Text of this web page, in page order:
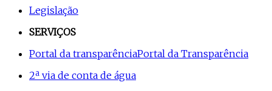
Legislação
SERVIÇOS
Portal da transparênciaPortal da Transparência
2ª via de conta de água